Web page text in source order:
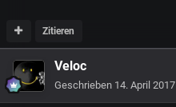
Zitieren
Veloc
Geschrieben 14. April 2017